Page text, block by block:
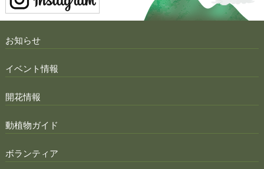
お知らせ
イベント情報
開花情報
動植物ガイド
ボランティア